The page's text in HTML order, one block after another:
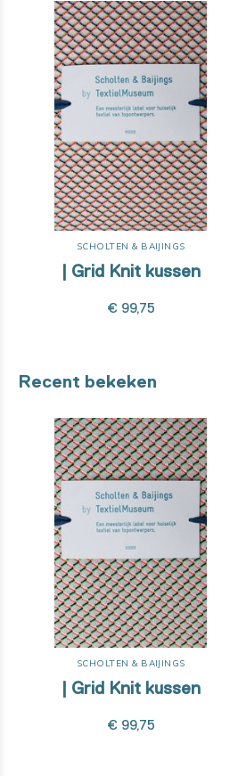
SCHOLTEN & BAIJINGS
| Grid Knit kussen
€ 99,75
Recent bekeken
SCHOLTEN & BAIJINGS
| Grid Knit kussen
€ 99,75